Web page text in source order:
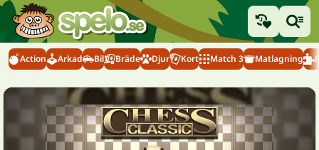
Action Arkad Bil Bräde Djur Kort Match 3 Matlagning